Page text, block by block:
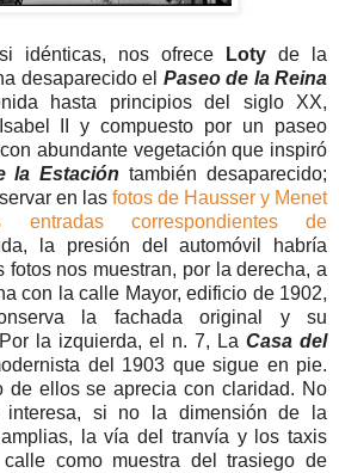
idénticas, nos ofrece Loty de la
desaparecido el Paseo de la Reina
hasta principios del siglo XX,
II y compuesto por un paseo
abundante vegetación que inspiró
la Estación también desaparecido;
en las fotos de Hausser y Menet
correspondientes de
la presión del automóvil habría
fotos nos muestran, por la derecha, a
con la calle Mayor, edificio de 1902,
la fachada original y su
la izquierda, el n. 7, La Casa del
del 1903 que sigue en pie.
de ellos se aprecia con claridad. No
si no la dimensión de la
la vía del tranvía y los taxis
como muestra del trasiego de